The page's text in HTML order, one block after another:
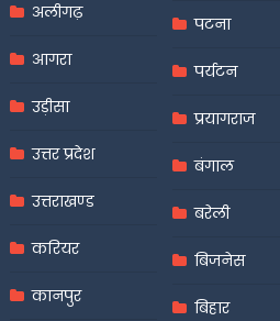
अलीगढ़
आगरा
उड़ीसा
उत्तर प्रदेश
उत्तराखण्ड
करियर
कानपुर
पटना
पर्यटन
प्रयागराज
बंगाल
बरेली
बिजनेस
बिहार